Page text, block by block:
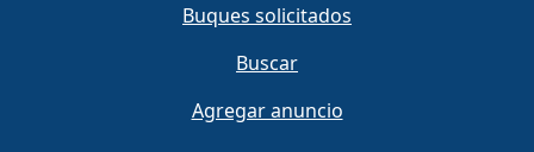
Buques solicitados
Buscar
Agregar anuncio